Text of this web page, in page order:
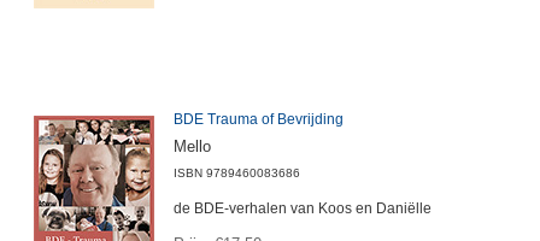
BDE Trauma of Bevrijding
Mello
ISBN 9789460083686
de BDE-verhalen van Koos en Daniëlle